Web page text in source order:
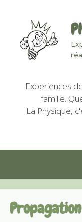
contenu
Experiences
famille.
La Physique,